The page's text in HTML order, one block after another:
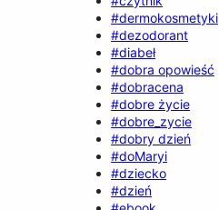
#dermokosmetyki
#dezodorant
#diabeł
#dobra opowieść
#dobracena
#dobre życie
#dobre_zycie
#dobry dzień
#doMaryi
#dziecko
#dzień